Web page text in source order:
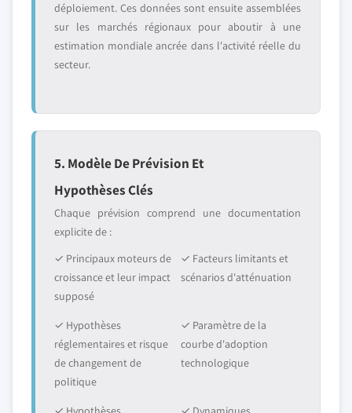
déploiement. Ces données sont ensuite assemblées
sur les marchés régionaux pour aboutir à une
estimation mondiale ancrée dans l'activité réelle du
secteur.
5. Modèle De Prévision Et
Hypothèses Clés
Chaque prévision comprend une documentation
explicite de :
✓ Principaux moteurs de
croissance et leur impact
supposé
✓ Facteurs limitants et
scénarios d'atténuation
✓ Hypothèses
réglementaires et risque
de changement de
politique
✓ Paramètre de la
courbe d'adoption
technologique